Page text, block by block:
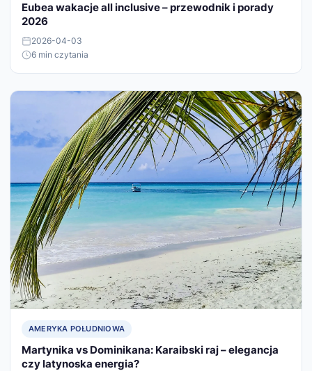
Eubea wakacje all inclusive – przewodnik i porady
2026
2026-04-03
6 min czytania
AMERYKA POŁUDNIOWA
Martynika vs Dominikana: Karaibski raj – elegancja
czy latynoska energia?